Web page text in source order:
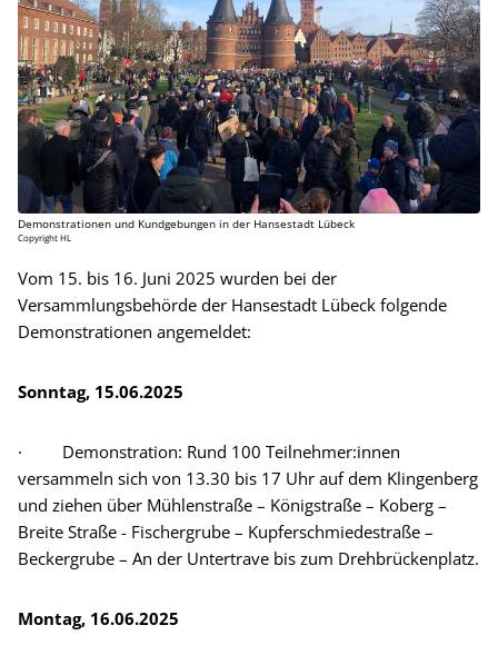
Demonstrationen und Kundgebungen in der Hansestadt Lübeck
Copyright HL
Vom 15. bis 16. Juni 2025 wurden bei der
Versammlungsbehörde der Hansestadt Lübeck folgende
Demonstrationen angemeldet:
Sonntag, 15.06.2025
· Demonstration: Rund 100 Teilnehmer:innen
versammeln sich von 13.30 bis 17 Uhr auf dem Klingenberg
und ziehen über Mühlenstraße – Königstraße – Koberg –
Breite Straße - Fischergrube – Kupferschmiedestraße –
Beckergrube – An der Untertrave bis zum Drehbrückenplatz.
Montag, 16.06.2025